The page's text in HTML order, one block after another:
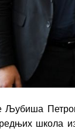
Љубиша
школа